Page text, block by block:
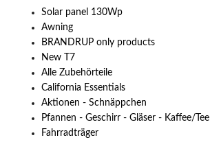
Solar panel 130Wp
Awning
BRANDRUP only products
New T7
Alle Zubehörteile
California Essentials
Aktionen - Schnäppchen
Pfannen - Geschirr - Gläser - Kaffee/Tee
Fahrradträger